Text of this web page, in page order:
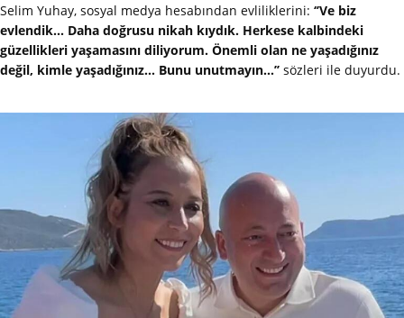
Selim Yuhay, sosyal medya hesabından evliliklerini: ‘’Ve biz
evlendik... Daha doğrusu nikah kıydık. Herkese kalbindeki
güzellikleri yaşamasını diliyorum. Önemli olan ne yaşadığınız
değil, kimle yaşadığınız... Bunu unutmayın...’’ sözleri ile duyurdu.